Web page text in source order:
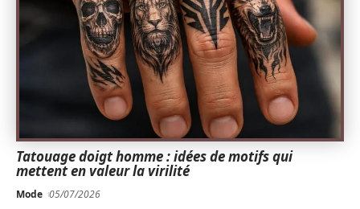
Tatouage doigt homme : idées de motifs qui
mettent en valeur la virilité
Mode 05/07/2026